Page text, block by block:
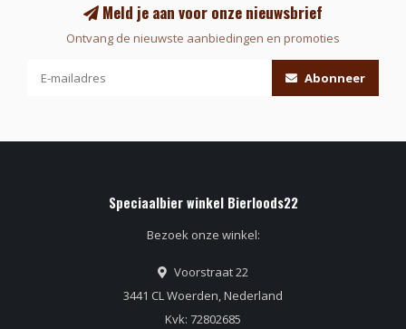
Meld je aan voor onze nieuwsbrief
Ontvang de nieuwste aanbiedingen en promoties
Abonneer
Speciaalbier winkel Bierloods22
Bezoek onze winkel:
Voorstraat 22
3441 CL Woerden, Nederland
Kvk: 72802685